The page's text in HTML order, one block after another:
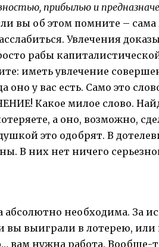
прибылью и
вы об этом помните – сама
Увлечения
рабы
иметь увлечение
оно у вас есть. Само это
Какое милое слово.
а оно, возможно,
это одобрят. В
В них нет ничего
абсолютно необходима. За
вы выиграли в лотерею, или
вам нужна работа. Вообще-